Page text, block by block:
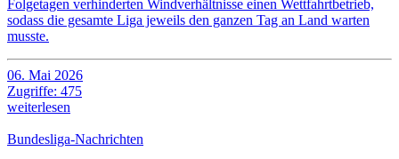
Folgetagen verhinderten Windverhältnisse einen Wettfahrtbetrieb,
sodass die gesamte Liga jeweils den ganzen Tag an Land warten
musste.
06. Mai 2026
Zugriffe: 475
weiterlesen
Bundesliga-Nachrichten